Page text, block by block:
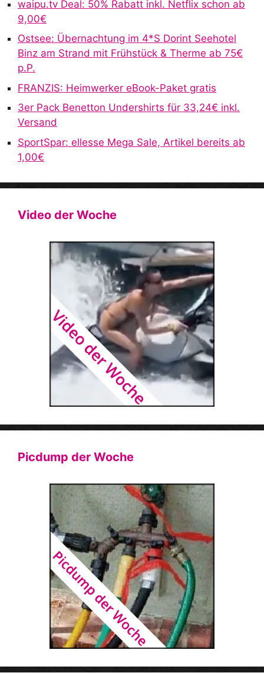
waipu.tv Deal: 50% Rabatt inkl. Netflix schon ab
9,00€
Ostsee: Übernachtung im 4*S Dorint Seehotel
Binz am Strand mit Frühstück & Therme ab 75€
p.P.
FRANZIS: Heimwerker eBook-Paket gratis
3er Pack Benetton Undershirts für 33,24€ inkl.
Versand
SportSpar: ellesse Mega Sale, Artikel bereits ab
1,00€
Video der Woche
Picdump der Woche